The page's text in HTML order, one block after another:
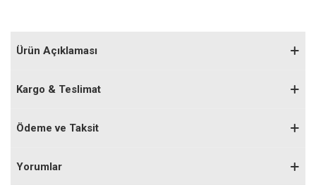
Ürün Açıklaması
Kargo & Teslimat
Ödeme ve Taksit
Yorumlar